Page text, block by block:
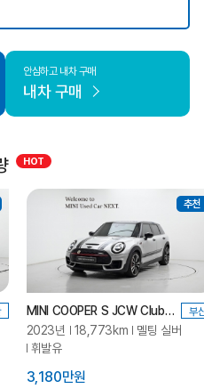
안심하고 내차 구매
내차 구매
추천
MINI COOPER S JCW Clubman 부
2023년 18,773km 멜팅 실버
휘발유
3,180만원